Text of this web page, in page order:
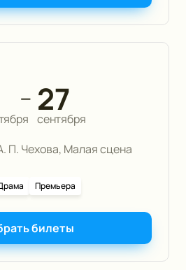
— 27
сентября
П. Чехова, Малая сцена
Премьера
билеты